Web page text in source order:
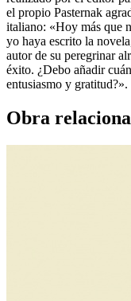
el propio Pasternak
italiano: «Hoy más que
yo haya escrito la
autor de su peregrinar
éxito. ¿Debo añadir
entusiasmo y gratitud?».
Obra